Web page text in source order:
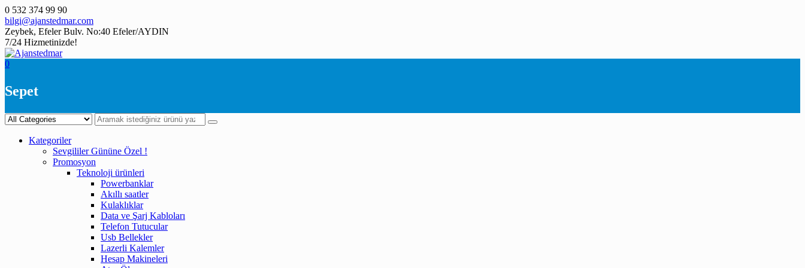
Skip
to
content
0 532 374 99 90
bilgi@ajanstedmar.com
Zeybek, Efeler Bulv. No:40 Efeler/AYDIN
7/24 Hizmetinizde!
0
Sepet
Kategoriler
Sevgililer Gününe Özel !
Promosyon
Teknoloji ürünleri
Powerbanklar
Akıllı saatler
Kulaklıklar
Data ve Şarj Kabloları
Telefon Tutucular
Usb Bellekler
Lazerli Kalemler
Hesap Makineleri